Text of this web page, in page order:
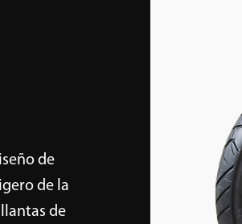
de
de la
de